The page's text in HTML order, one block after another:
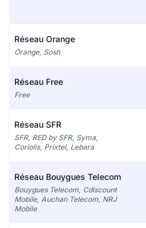
Réseau Orange
Orange, Sosh
Réseau Free
Free
Réseau SFR
SFR, RED by SFR, Syma,
Coriolis, Prixtel, Lebara
Réseau Bouygues Telecom
Bouygues Telecom, Cdiscount
Mobile, Auchan Telecom, NRJ
Mobile